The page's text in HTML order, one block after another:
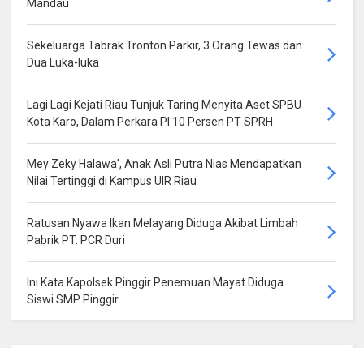
Mandau
Sekeluarga Tabrak Tronton Parkir, 3 Orang Tewas dan
Dua Luka-luka
Lagi Lagi Kejati Riau Tunjuk Taring Menyita Aset SPBU
Kota Karo, Dalam Perkara PI 10 Persen PT SPRH
Mey Zeky Halawa', Anak Asli Putra Nias Mendapatkan
Nilai Tertinggi di Kampus UIR Riau
Ratusan Nyawa Ikan Melayang Diduga Akibat Limbah
Pabrik PT. PCR Duri
Ini Kata Kapolsek Pinggir Penemuan Mayat Diduga
Siswi SMP Pinggir